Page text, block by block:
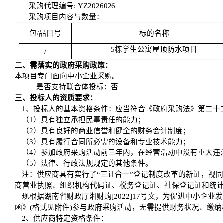
采购代理编号: YZ2026026
采购项目内容与数量：
包/品目号 标的名称
/
5栋学生公寓屋顶防水项目
二、需落实的政府采购政策：
本项目专门面向中小企业采购。
是否支持联合体投标：否
三、投标人的资质要求：
1、投标人的基本资格条件：应当符合《政府采购法》第二
（1）具有独立承担民事责任的能力；
（2）具有良好的商业信誉和健全的财务会计制度；
（3）具有履行合同所必需的设备和专业技术能力；
（4）参加政府采购活动前三年内，在经营活动中没有重大违
（5）法律、行政法规规定的其他条件。
注：供应商具有实行了“三证合一”登记制度改革的新证，视
商营业执照、组织机构代码证、税务登记证、社保登记证和统
现根据湖南省财政厅湘财购[2022]17号文，为促进中小企业
函》(格式见附件)参与政府采购活动，无需提供财务状况、缴
2、供应商特定资格条件：